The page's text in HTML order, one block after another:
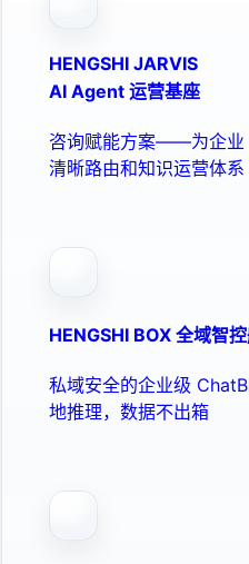
HENGSHI JARVIS
AI Agent 运营基座
咨询赋能方案——为企业
清晰路由和知识运营体系
HENGSHI BOX 全域智
私域安全的企业级
地推理，数据不出箱